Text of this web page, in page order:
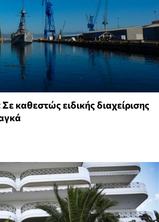
καθεστώς ειδικής διαχείρισης